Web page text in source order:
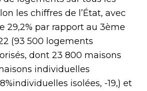
les chiffres de l’État, avec
29,2% par rapport au 3ème
(93 500 logements
dont 23 800 maisons
individuelles
isolées, -19,) et